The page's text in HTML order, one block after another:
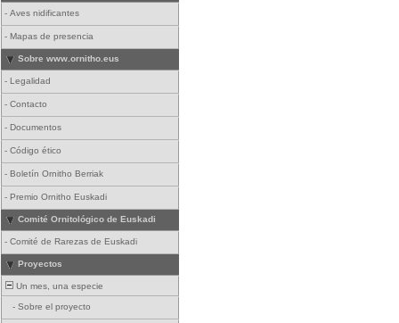
- Aves nidificantes
- Mapas de presencia
Sobre www.ornitho.eus
- Legalidad
- Contacto
- Documentos
- Código ético
- Boletín Ornitho Berriak
- Premio Ornitho Euskadi
Comité Ornitológico de Euskadi
- Comité de Rarezas de Euskadi
Proyectos
Un mes, una especie
- Sobre el proyecto